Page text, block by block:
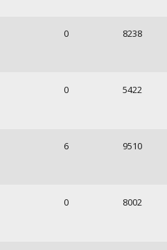
0 8238
0 5422
6 9510
0 8002